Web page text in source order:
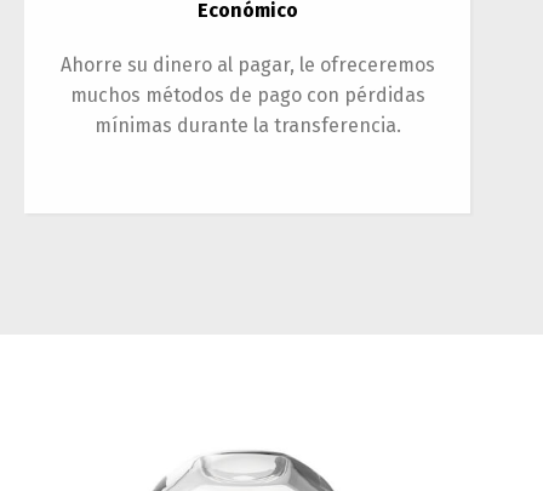
Económico
Ahorre su dinero al pagar, le ofreceremos
muchos métodos de pago con pérdidas
mínimas durante la transferencia.